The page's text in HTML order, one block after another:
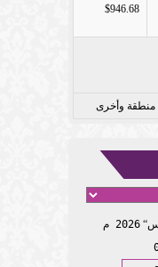
$946.68
منطقة وأخرى
2026 م